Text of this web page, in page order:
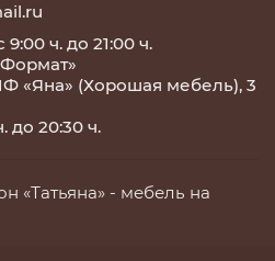
ч. до 21:00 ч.
«Яна» (Хорошая мебель), 3
до 20:30 ч.
«Татьяна» - мебель на